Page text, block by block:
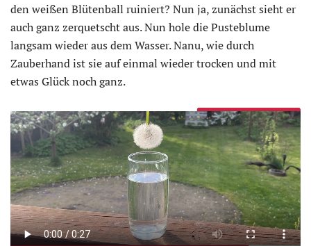
den weißen Blütenball ruiniert? Nun ja, zunächst sieht er
auch ganz zerquetscht aus. Nun hole die Pusteblume
langsam wieder aus dem Wasser. Nanu, wie durch
Zauberhand ist sie auf einmal wieder trocken und mit
etwas Glück noch ganz.